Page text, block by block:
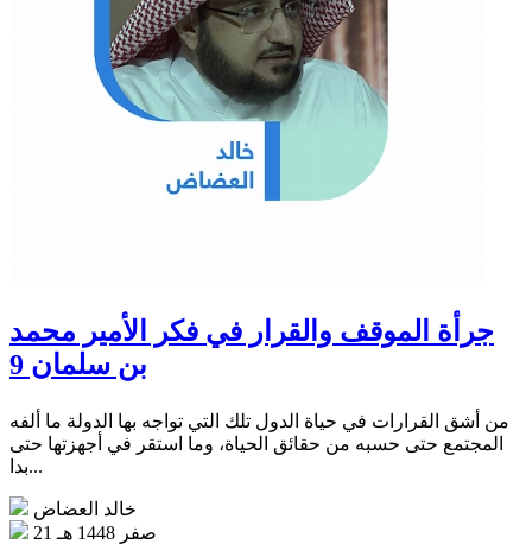
جرأة الموقف والقرار في فكر الأمير محمد
بن سلمان 9
من أشق القرارات في حياة الدول تلك التي تواجه بها الدولة ما ألفه
المجتمع حتى حسبه من حقائق الحياة، وما استقر في أجهزتها حتى
بدا...
خالد العضاض
21 صفر 1448 هـ